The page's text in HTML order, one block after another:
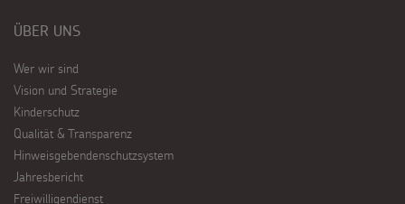
ÜBER UNS
Wer wir sind
Vision und Strategie
Kinderschutz
Qualität & Transparenz
Hinweisgebendenschutzsystem
Jahresbericht
Freiwilligendienst